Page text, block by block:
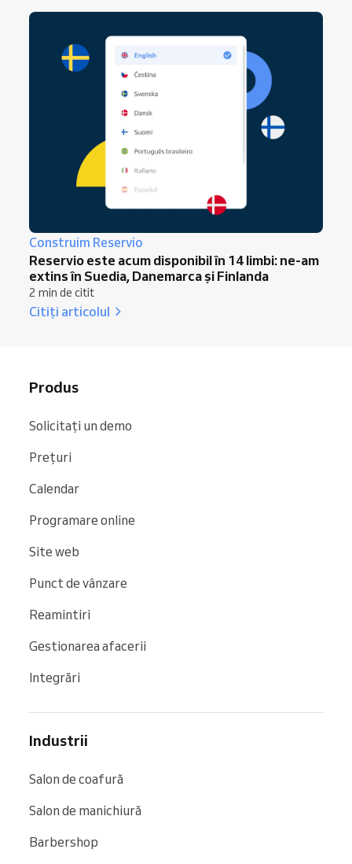
Construim Reservio
Reservio este acum disponibil în 14 limbi: ne-am
extins în Suedia, Danemarca și Finlanda
2 min de citit
Citiți articolul
Produs
Solicitați un demo
Prețuri
Calendar
Programare online
Site web
Punct de vânzare
Reamintiri
Gestionarea afacerii
Integrări
Industrii
Salon de coafură
Salon de manichiură
Barbershop